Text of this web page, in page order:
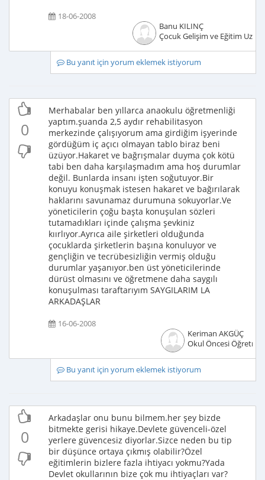
18-06-2008
Banu KILINÇ
Çocuk Gelişim ve Eğitim
Bu yanıt için yorum eklemek istiyorum
0
Merhabalar ben yıllarca anaokulu öğretmenliği
yaptım.şuanda 2,5 aydır rehabilitasyon
merkezinde çalışıyorum ama girdiğim işyerinde
gördüğüm iç açıcı olmayan tablo biraz beni
üzüyor.Hakaret ve bağrışmalar duyma çok kötü
tabi ben daha karşılaşmadım ama hoş durumlar
değil. Bunlarda insanı işten soğutuyor.Bir
konuyu konuşmak istesen hakaret ve bağırılarak
haklarını savunamaz durumuna sokuyorlar.Ve
yöneticilerin çoğu başta konuşulan sözleri
tutamadıkları içinde çalışma şevkiniz
kıırlıyor.Ayrıca aile şirketleri olduğunda
çocuklarda şirketlerin başına konuluyor ve
gençliğin ve tecrübesizliğin vermiş olduğu
durumlar yaşanıyor.ben üst yöneticilerinde
dürüst olmasını ve öğretmene daha saygılı
konuşulması taraftarıyım SAYGILARIM LA
ARKADAŞLAR
16-06-2008
Keriman AKGÜÇ
Okul Öncesi
Bu yanıt için yorum eklemek istiyorum
0
Arkadaşlar onu bunu bilmem.her şey bizde
bitmekte gerisi hikaye.Devlete güvenceli-özel
yerlere güvencesiz diyorlar.Sizce neden bu tip
bir düşünce ortaya çıkmış olabilir?Özel
eğitimlerin bizlere fazla ihtiyacı yokmu?Yada
Devlet okullarının bize çok mu ihtiyaçları var?